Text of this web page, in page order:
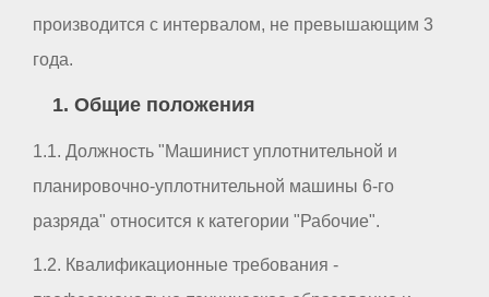
производится с интервалом, не превышающим 3
года.
1. Общие положения
1.1. Должность "Машинист уплотнительной и
планировочно-уплотнительной машины 6-го
разряда" относится к категории "Рабочие".
1.2. Квалификационные требования -